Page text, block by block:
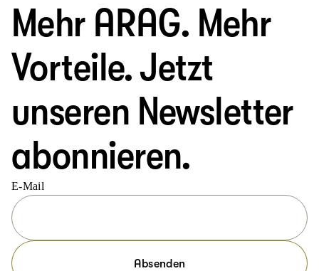
Mehr ARAG. Mehr
Vorteile. Jetzt
unseren Newsletter
abonnieren.
E-Mail
Absenden